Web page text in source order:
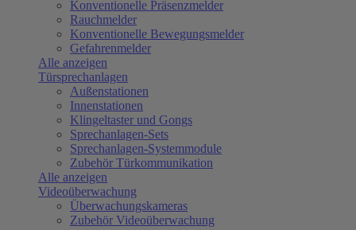
Konventionelle Präsenzmelder
Rauchmelder
Konventionelle Bewegungsmelder
Gefahrenmelder
Alle anzeigen
Türsprechanlagen
Außenstationen
Innenstationen
Klingeltaster und Gongs
Sprechanlagen-Sets
Sprechanlagen-Systemmodule
Zubehör Türkommunikation
Alle anzeigen
Videoüberwachung
Überwachungskameras
Zubehör Videoüberwachung